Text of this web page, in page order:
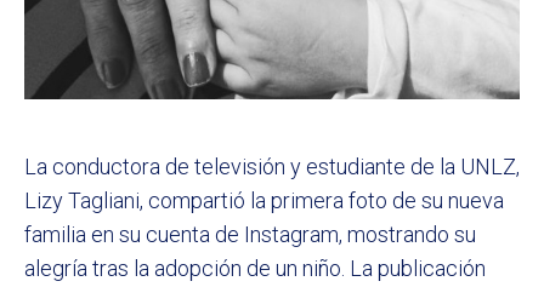
La conductora de televisión y estudiante de la UNLZ,
Lizy Tagliani, compartió la primera foto de su nueva
familia en su cuenta de Instagram, mostrando su
alegría tras la adopción de un niño. La publicación